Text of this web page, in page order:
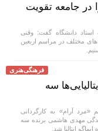
در جامعه تقویت
استاد دانشگاه گفت: وقتی
مختلف در مراسم اربعین
فرهنگی‌هنری
سه
«مرد آرام» به کارگردانی
مهدی هاشمی برنده سه
ایتالیا شد.